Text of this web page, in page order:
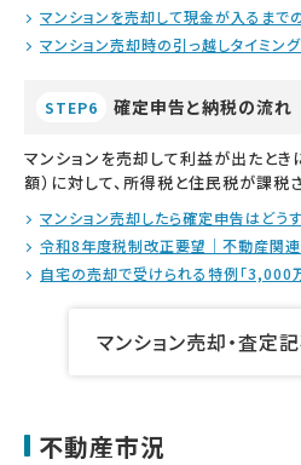
マンションを売却して現金が入るまで
マンション売却時の引っ越しタイミング
STEP6 確定申告と納税の流れ
マンションを売却して利益が出たとき
額）に対して、所得税と住民税が課税
マンション売却したら確定申告はどう
令和8年度税制改正要望｜不動産関
自宅の売却で受けられる特例「3,000
マンション売却・査定
不動産市況